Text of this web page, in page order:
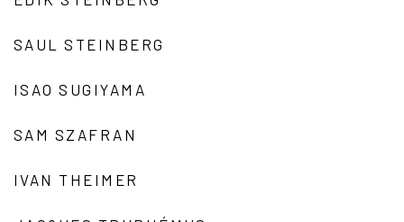
SAUL STEINBERG
ISAO SUGIYAMA
SAM SZAFRAN
IVAN THEIMER